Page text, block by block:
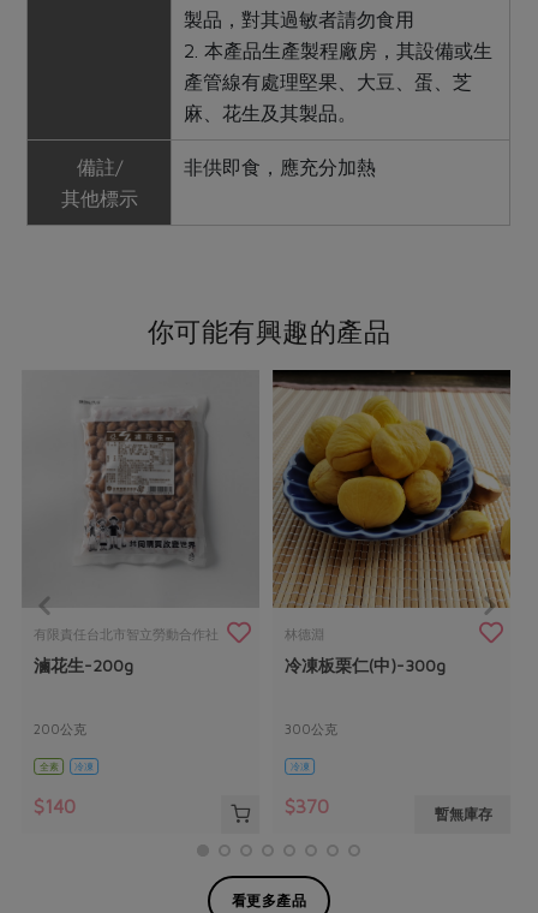
製品，對其過敏者請勿食用
2. 本產品生產製程廠房，其設備或生
產管線有處理堅果、大豆、蛋、芝
麻、花生及其製品。
備註/
其他標示
非供即食，應充分加熱
你可能有興趣的產品
有限責任台北市智立勞動合作社
滷花生-200g
200公克
全素 冷凍
$140
林德淵
冷凍板栗仁(中)-300g
300公克
冷凍
$370 暫無庫存
看更多產品